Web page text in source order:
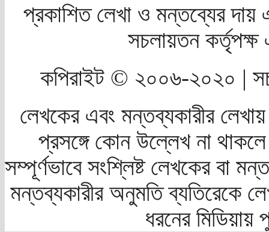
প্রকাশিত লেখা ও মন্তব্যের দায়
সচলায়তন
কপিরাইট © ২০০৬-২০২০ |
লেখকের এবং মন্তব্যকারীর
প্রসঙ্গে কোন উল্লেখ না
সম্পূর্ণভাবে সংশ্লিষ্ট লেখকের বা
মন্তব্যকারীর অনুমতি ব্যতিরেকে
ধরনের মিডিয়ায়